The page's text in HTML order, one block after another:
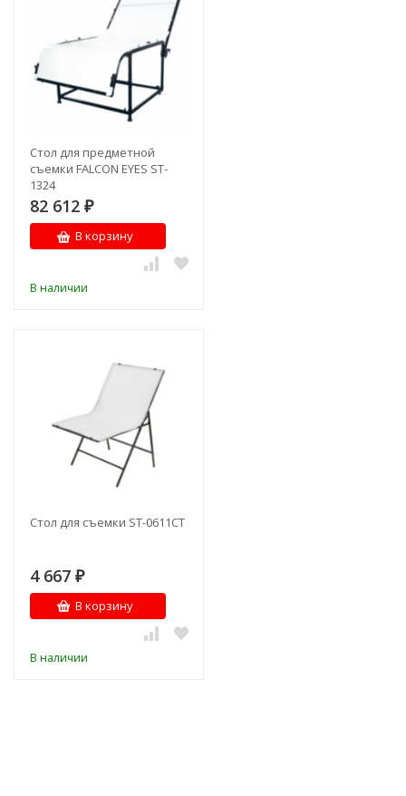
Стол для предметной
съемки FALCON EYES ST-
1324
82 612 ₽
В корзину
В наличии
Стол для съемки ST-0611CT
4 667 ₽
В корзину
В наличии